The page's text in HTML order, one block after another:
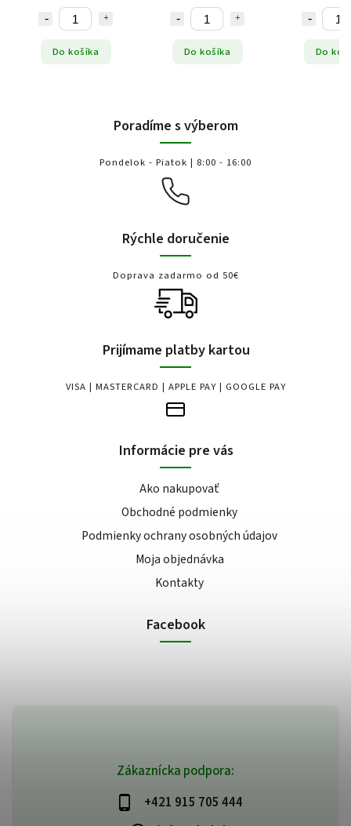
Do košíka Do košíka Do
Zákaznícka podpora:
+421 915 705 444
Poradíme s výberom
Pondelok - Piatok | 8:00 - 16:00
Rýchle doručenie
Doprava zadarmo od 50€
Prijímame platby kartou
VISA | MASTERCARD | APPLE PAY | GOOGLE PAY
Informácie pre vás
Ako nakupovať
Obchodné podmienky
Podmienky ochrany osobných údajov
Moja objednávka
Kontakty
Facebook